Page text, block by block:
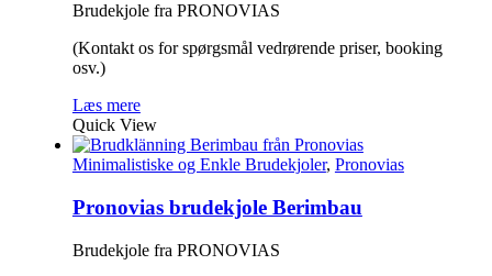
Brudekjole fra PRONOVIAS
(Kontakt os for spørgsmål vedrørende priser, booking
osv.)
Læs mere
Quick View
Minimalistiske og Enkle Brudekjoler, Pronovias
Pronovias brudekjole Berimbau
Brudekjole fra PRONOVIAS